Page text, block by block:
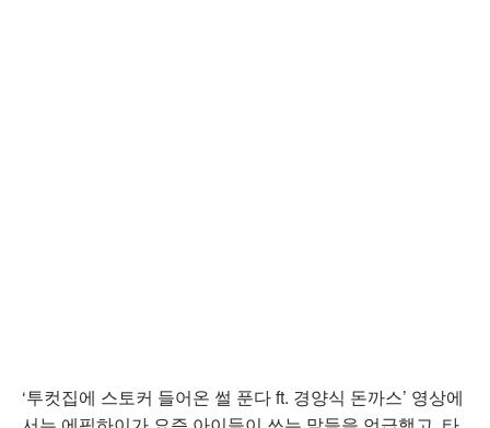
‘투컷집에 스토커 들어온 썰 푼다 ft. 경양식 돈까스’ 영상에